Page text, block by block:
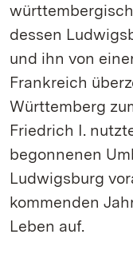
dessen
und ihn von
Frankreich
Württemberg
Friedrich I.
begonnenen
Ludwigsburg
kommenden
Leben auf.